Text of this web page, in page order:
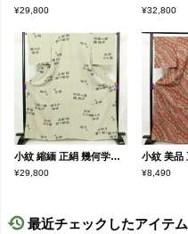
¥29,800 ¥32,800
小紋 縮緬 正絹 幾何学柄・抽象柄 袷仕立て 身丈165cm 裄丈66cm 着物 グレー
¥29,800 ¥8,490
最近チェックしたアイテム